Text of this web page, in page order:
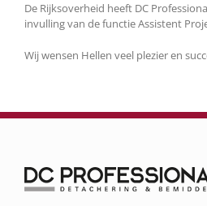
De Rijksoverheid heeft DC
invulling van de functie Assistent
Wij wensen Hellen veel plezier en